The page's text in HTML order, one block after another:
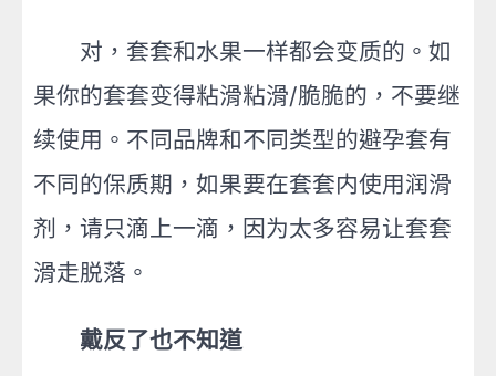
对，套套和水果一样都会变质的。如
果你的套套变得粘滑粘滑/脆脆的，不要继
续使用。不同品牌和不同类型的避孕套有
不同的保质期，如果要在套套内使用润滑
剂，请只滴上一滴，因为太多容易让套套
滑走脱落。
戴反了也不知道